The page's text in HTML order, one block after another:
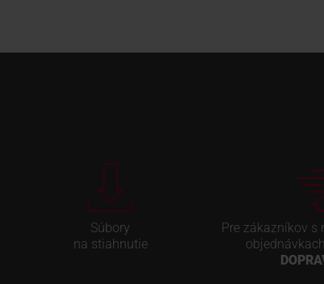
Súbory
na stiahnutie
Pre zákazníkov s